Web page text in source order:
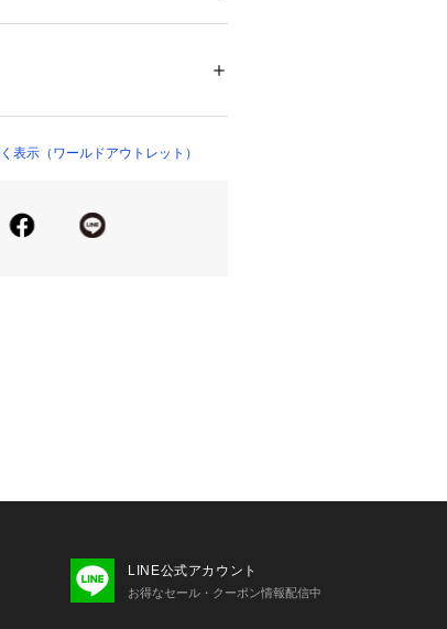
プ着用が可能です。
51111ワンピースの3点セット
使用したワッフルの凹凸
です。
表示（ワールドアウトレット）
LINE公式アカウント
お得なセール・クーポン情報配信中